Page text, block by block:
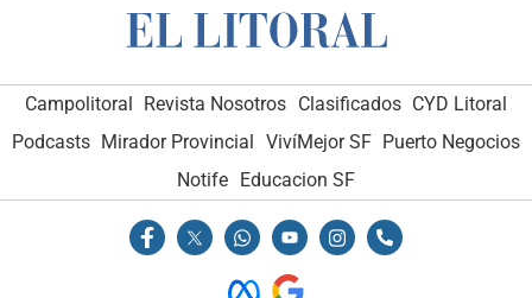
Campolitoral Revista Nosotros Clasificados CYD Litoral
Podcasts Mirador Provincial VivíMejor SF Puerto Negocios
Notife Educacion SF